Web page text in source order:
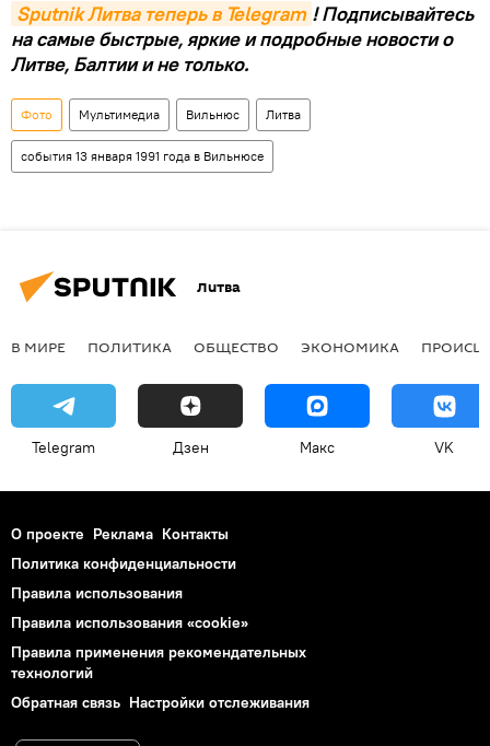
Sputnik Литва теперь в Telegram ! Подписывайтесь
на самые быстрые, яркие и подробные новости о
Литве, Балтии и не только.
Фото Мультимедиа Вильнюс Литва
события 13 января 1991 года в Вильнюсе
Литва
В МИРЕ ПОЛИТИКА ОБЩЕСТВО ЭКОНОМИКА
Telegram Дзен Макс VK
О проекте Реклама Контакты
Политика конфиденциальности
Правила использования
Правила использования «cookie»
Правила применения рекомендательных
технологий
Обратная связь Настройки отслеживания